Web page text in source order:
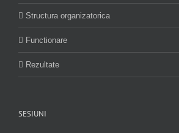
Structura organizatorica
Functionare
Rezultate
SESIUNI